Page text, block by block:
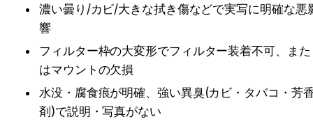
濃い曇り/カビ/大きな拭き傷などで実写に明確な悪
響
フィルター枠の大変形でフィルター装着不可、また
はマウントの欠損
水没・腐食痕が明確、強い異臭(カビ・タバコ・芳
剤)で説明・写真がない